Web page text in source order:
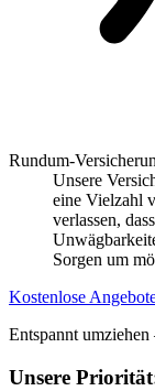
Rundum-
Unsere
eine Vielzahl
verlassen,
Sorgen um
Kostenlose
Entspannt
Unsere